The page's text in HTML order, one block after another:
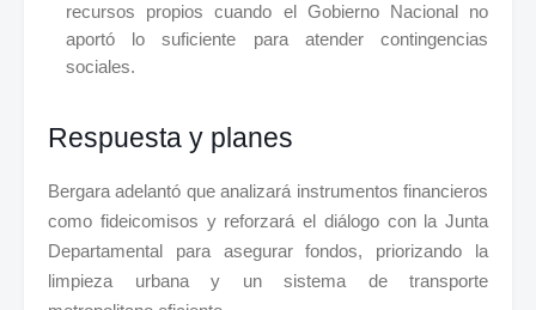
recursos propios cuando el Gobierno Nacional no
aportó lo suficiente para atender contingencias
sociales.
Respuesta y planes
Bergara adelantó que analizará instrumentos financieros
como fideicomisos y reforzará el diálogo con la Junta
Departamental para asegurar fondos, priorizando la
limpieza urbana y un sistema de transporte